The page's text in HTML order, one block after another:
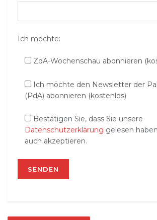
Ich möchte:
ZdA-Wochenschau abonnieren
Ich möchte den Newsletter der
(PdA) abonnieren (kostenlos)
Bestätigen Sie, dass Sie unsere
Datenschutzerklärung gelesen
auch akzeptieren.